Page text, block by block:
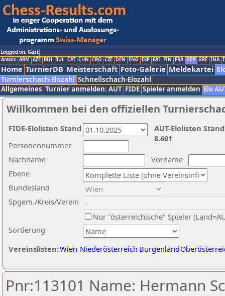
Logged on: Gast
Arabic ARM AZE BIH BUL CAT CHN CRO CZE DEN ENG ESP FAI FIN FRA GER GRE INA
Home TurnierDB Meisterschaft Foto-Galerie Meldekartei
Turnierschach-Elozahl Schnellschach-Elozahl
Allgemeines Turnier anmelden: AUT FIDE Spieler anmelden Elo
Willkommen bei den offiziellen
Nachname
Vorname
Ebene
Sortierung
Personennummer
Bundesland
Spgem./Kreis/Verein
Nur "österreichische" Spieler
Vereinslisten:Wien Niederösterreich Burgenland
AUT-Elolisten
8.601
FIDE-Elolisten Stand
Pnr:113101 Name: Hermann